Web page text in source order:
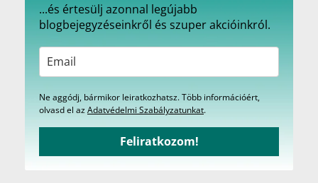
...és értesülj azonnal legújabb
blogbejegyzéseinkről és szuper akcióinkról.
Ne aggódj, bármikor leiratkozhatsz. Több információért,
olvasd el azAdatvédelmi Szabályzatunkat.
Feliratkozom!